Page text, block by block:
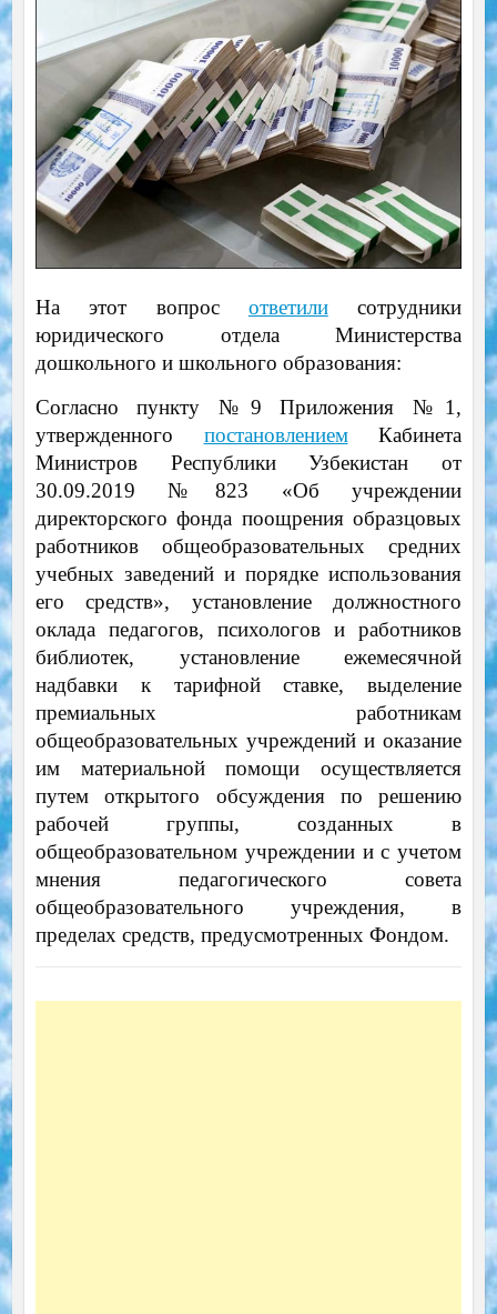
На этот вопрос ответилисотрудники
юридического отдела Министерства
дошкольного и школьного образования:
Согласно пункту №9 Приложения №1,
утвержденного постановлениемКабинета
Министров Республики Узбекистан от
30.09.2019 №823 «Об учреждении
директорского фонда поощрения образцовых
работников общеобразовательных средних
учебных заведений и порядке использования
его средств», установление должностного
оклада педагогов, психологов и работников
библиотек, установление ежемесячной
надбавки к тарифной ставке, выделение
премиальных работникам
общеобразовательных учреждений и оказание
им материальной помощи осуществляется
путем открытого обсуждения по решению
рабочей группы, созданных в
общеобразовательном учреждении и с учетом
мнения педагогического совета
общеобразовательного учреждения, в
пределах средств, предусмотренных Фондом.